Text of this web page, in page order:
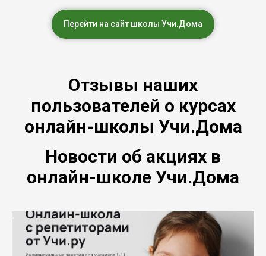
Перейти на сайт школы Учи.Дома
Отзывы наших
пользователей о курсах
онлайн-школы Учи.Дома
Новости об акциях в
онлайн-школе Учи.Дома